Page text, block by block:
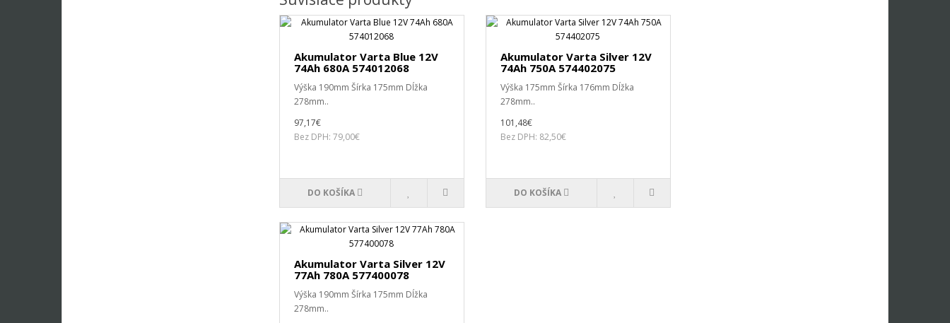
Akumulator Varta Blue 12V
74Ah 680A 574012068
Výška 190mm Šírka 175mm Dĺžka
278mm..
97,17€
Bez DPH: 79,00€
DO KOŠÍKA
Akumulator Varta Silver 12V
74Ah 750A 574402075
Výška 175mm Šírka 176mm Dĺžka
278mm..
101,48€
Bez DPH: 82,50€
DO KOŠÍKA
Akumulator Varta Silver 12V
77Ah 780A 577400078
Výška 190mm Šírka 175mm Dĺžka
278mm..